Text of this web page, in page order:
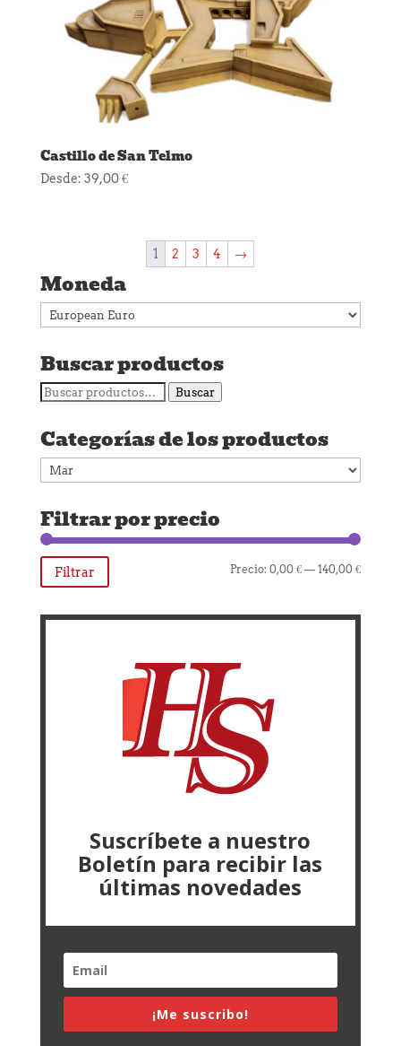
Castillo de San Telmo
Desde: 39,00€
1 2 3 4 →
Moneda
Buscar productos
Buscar
Buscar
Categorías de los productos
Filtrar por precio
Precio
Precio
Filtrar Precio:0,00 € —140,00 €
Suscríbete a nuestro
Boletín para recibir las
últimas novedades
¡Me suscribo!